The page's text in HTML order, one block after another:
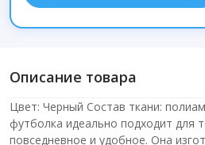
Описание товара
Цвет: Черный Состав ткани:
футболка идеально подходит для
повседневное и удобное. Она